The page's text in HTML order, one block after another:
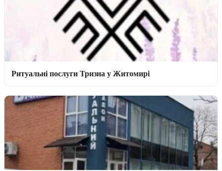
Ритуальні послуги Тризна у Житомирі